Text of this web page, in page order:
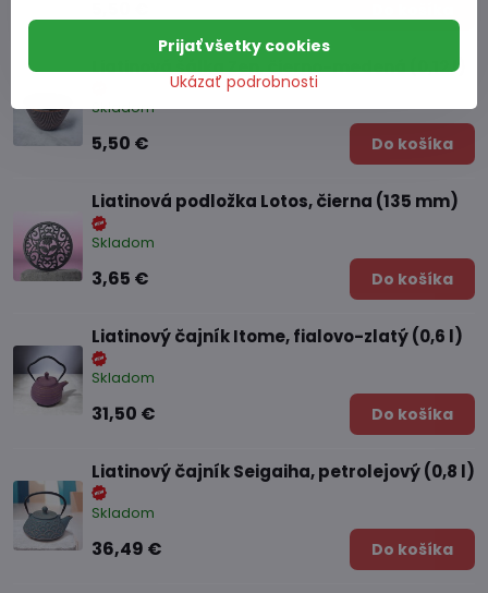
Liatinová šálka Zen, čierno-medená (0,12 l)
Skladom
5,50 € Do košíka
Liatinová podložka Lotos, čierna (135 mm)
Skladom
3,65 € Do košíka
Liatinový čajník Itome, fialovo-zlatý (0,6 l)
Skladom
31,50 € Do košíka
Liatinový čajník Seigaiha, petrolejový (0,8 l)
Skladom
36,49 € Do košíka
Ukázať podrobnosti
Prijať všetky cookies